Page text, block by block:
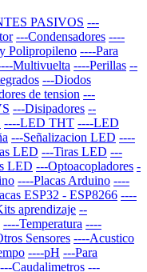
PASIVOS ---
---Condensadores ----
Polipropileno ----Para
Multivuelta ----Perillas --
---Diodos
de tension ---
---Disipadores --
----LED THT ----LED
---Señalizacion LED ----
LED ---Tiras LED ---
LED ---Optoacopladores -
----Placas Arduino ----
ESP32 - ESP8266 ----
aprendizaje --
----Temperatura ----
Sensores ----Acustico
----pH ---Para
Caudalimetros ---